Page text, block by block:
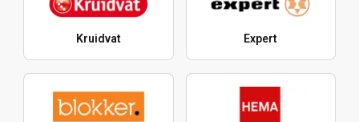
Kruidvat Expert